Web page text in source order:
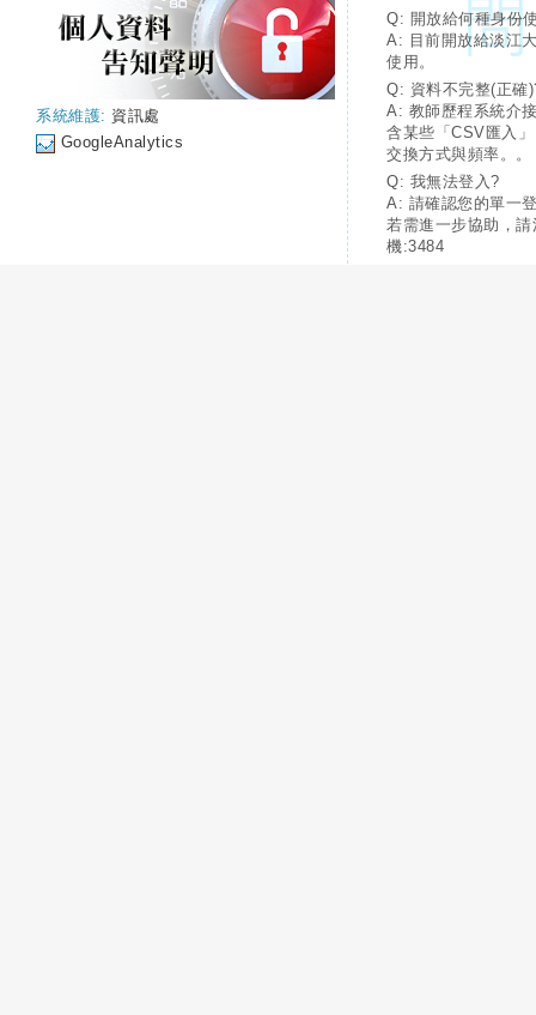
系統維護: 資訊處
GoogleAnalytics
Q: 開放給何種身份
A: 目前開放給淡江
使用。
Q: 資料不完整(正確
A: 教師歷程系統介
含某些「CSV匯入
交換方式與頻率。。
Q: 我無法登入?
A: 請確認您的單一
若需進一步協助，
機:3484